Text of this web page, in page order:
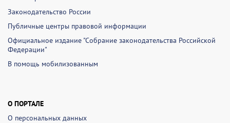
Законодательство России
Публичные центры правовой информации
Официальное издание "Собрание законодательства Российской
Федерации"
В помощь мобилизованным
О ПОРТАЛЕ
О персональных данных